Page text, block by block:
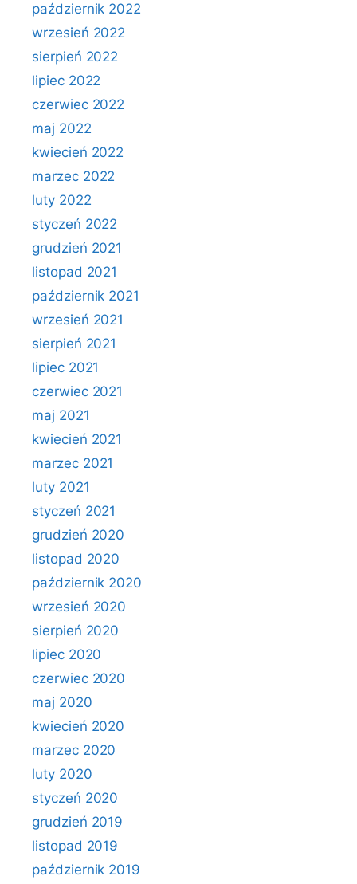
październik 2022
wrzesień 2022
sierpień 2022
lipiec 2022
czerwiec 2022
maj 2022
kwiecień 2022
marzec 2022
luty 2022
styczeń 2022
grudzień 2021
listopad 2021
październik 2021
wrzesień 2021
sierpień 2021
lipiec 2021
czerwiec 2021
maj 2021
kwiecień 2021
marzec 2021
luty 2021
styczeń 2021
grudzień 2020
listopad 2020
październik 2020
wrzesień 2020
sierpień 2020
lipiec 2020
czerwiec 2020
maj 2020
kwiecień 2020
marzec 2020
luty 2020
styczeń 2020
grudzień 2019
listopad 2019
październik 2019